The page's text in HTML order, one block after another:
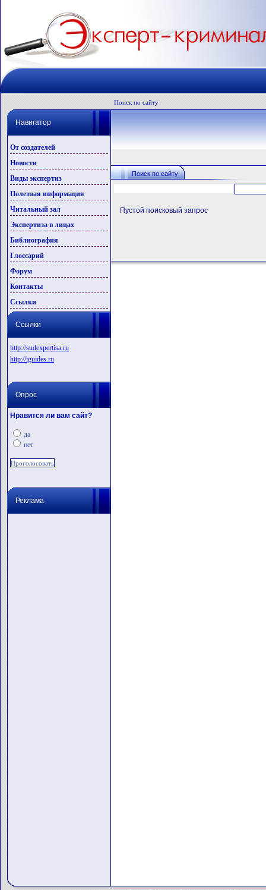
Поиск по сайту
Навигатор
От создателей
Новости
Виды экспертиз
Полезная информация
Читальный зал
Экспертиза в лицах
Библиография
Глоссарий
Форум
Контакты
Ссылки
Ссылки
http://sudexpertisa.ru
http://iguides.ru
Опрос
Нравится ли вам сайт?
да
нет
Реклама
Поиск по сайту
Пустой поисковый запрос